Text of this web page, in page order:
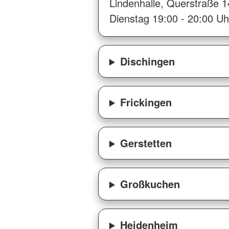
Lindenhalle, Querstraße
Dienstag 19:00 - 20:00
Dischingen
Frickingen
Gerstetten
Großkuchen
Heidenheim